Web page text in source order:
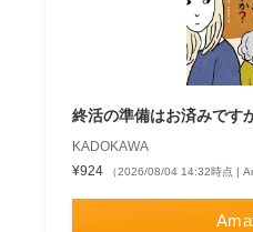
終活の準備はお済みです
KADOKAWA
¥924
（2026/08/04 14:32時点 |